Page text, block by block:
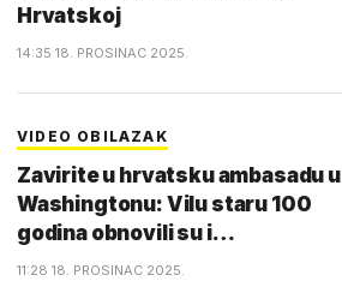
Hrvatskoj
14:35 18. PROSINAC 2025.
VIDEO OBILAZAK
Zavirite u hrvatsku ambasadu u
Washingtonu: Vilu staru 100
godina obnovili su i…
11:28 18. PROSINAC 2025.